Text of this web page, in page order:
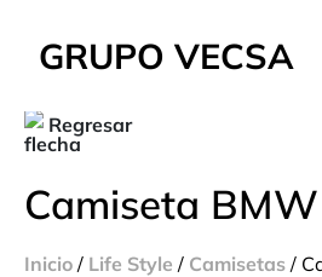
GRUPO VECSA
Regresar
Camiseta
Inicio / Life Style / Camisetas /